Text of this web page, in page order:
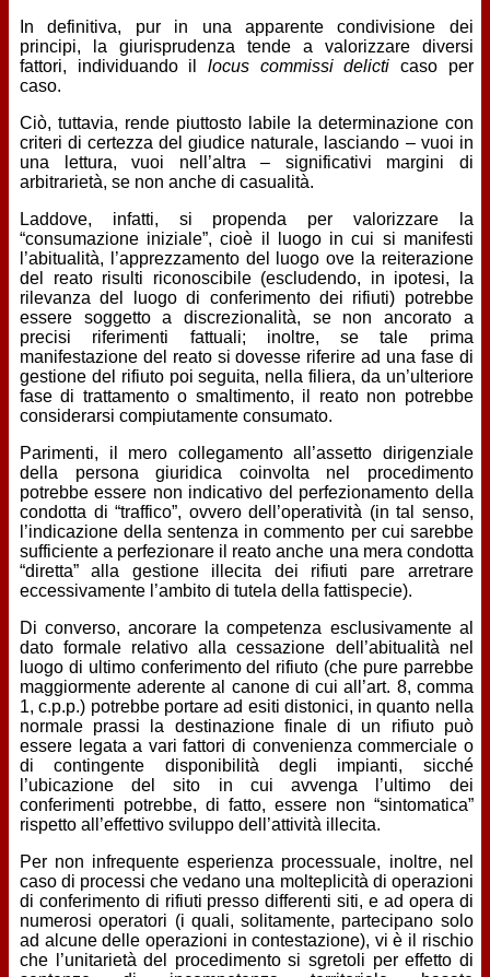
In definitiva, pur in una apparente condivisione dei
principi, la giurisprudenza tende a valorizzare diversi
fattori, individuando illocus commissi delicti caso per
caso.
Ciò, tuttavia, rende piuttosto labile la determinazione con
criteri di certezza del giudice naturale, lasciando – vuoi in
una lettura, vuoi nell’altra – significativi margini di
arbitrarietà, se non anche di casualità.
Laddove, infatti, si propenda per valorizzare la
“consumazione iniziale”, cioè il luogo in cui si manifesti
l’abitualità, l’apprezzamento del luogo ove la reiterazione
del reato risulti riconoscibile (escludendo, in ipotesi, la
rilevanza del luogo di conferimento dei rifiuti) potrebbe
essere soggetto a discrezionalità, se non ancorato a
precisi riferimenti fattuali; inoltre, se tale prima
manifestazione del reato si dovesse riferire ad una fase di
gestione del rifiuto poi seguita, nella filiera, da un’ulteriore
fase di trattamento o smaltimento, il reato non potrebbe
considerarsi compiutamente consumato.
Parimenti, il mero collegamento all’assetto dirigenziale
della persona giuridica coinvolta nel procedimento
potrebbe essere non indicativo del perfezionamento della
condotta di “traffico”, ovvero dell’operatività (in tal senso,
l’indicazione della sentenza in commento per cui sarebbe
sufficiente a perfezionare il reato anche una mera condotta
“diretta” alla gestione illecita dei rifiuti pare arretrare
eccessivamente l’ambito di tutela della fattispecie).
Di converso, ancorare la competenza esclusivamente al
dato formale relativo alla cessazione dell’abitualità nel
luogo di ultimo conferimento del rifiuto (che pure parrebbe
maggiormente aderente al canone di cui all’art. 8, comma
1, c.p.p.) potrebbe portare ad esiti distonici, in quanto nella
normale prassi la destinazione finale di un rifiuto può
essere legata a vari fattori di convenienza commerciale o
di contingente disponibilità degli impianti, sicché
l’ubicazione del sito in cui avvenga l’ultimo dei
conferimenti potrebbe, di fatto, essere non “sintomatica”
rispetto all’effettivo sviluppo dell’attività illecita.
Per non infrequente esperienza processuale, inoltre, nel
caso di processi che vedano una molteplicità di operazioni
di conferimento di rifiuti presso differenti siti, e ad opera di
numerosi operatori (i quali, solitamente, partecipano solo
ad alcune delle operazioni in contestazione), vi è il rischio
che l’unitarietà del procedimento si sgretoli per effetto di